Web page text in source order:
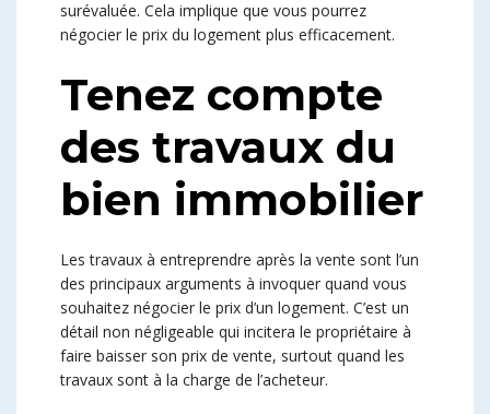
surévaluée. Cela implique que vous pourrez
négocier le prix du logement plus efficacement.
Tenez compte
des travaux du
bien immobilier
Les travaux à entreprendre après la vente sont l’un
des principaux arguments à invoquer quand vous
souhaitez négocier le prix d’un logement. C’est un
détail non négligeable qui incitera le propriétaire à
faire baisser son prix de vente, surtout quand les
travaux sont à la charge de l’acheteur.